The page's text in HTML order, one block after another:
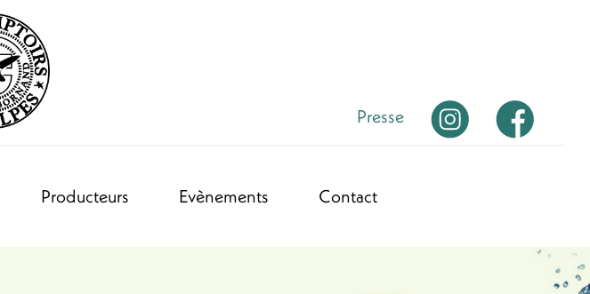
Producteurs Evènements Contact
Presse